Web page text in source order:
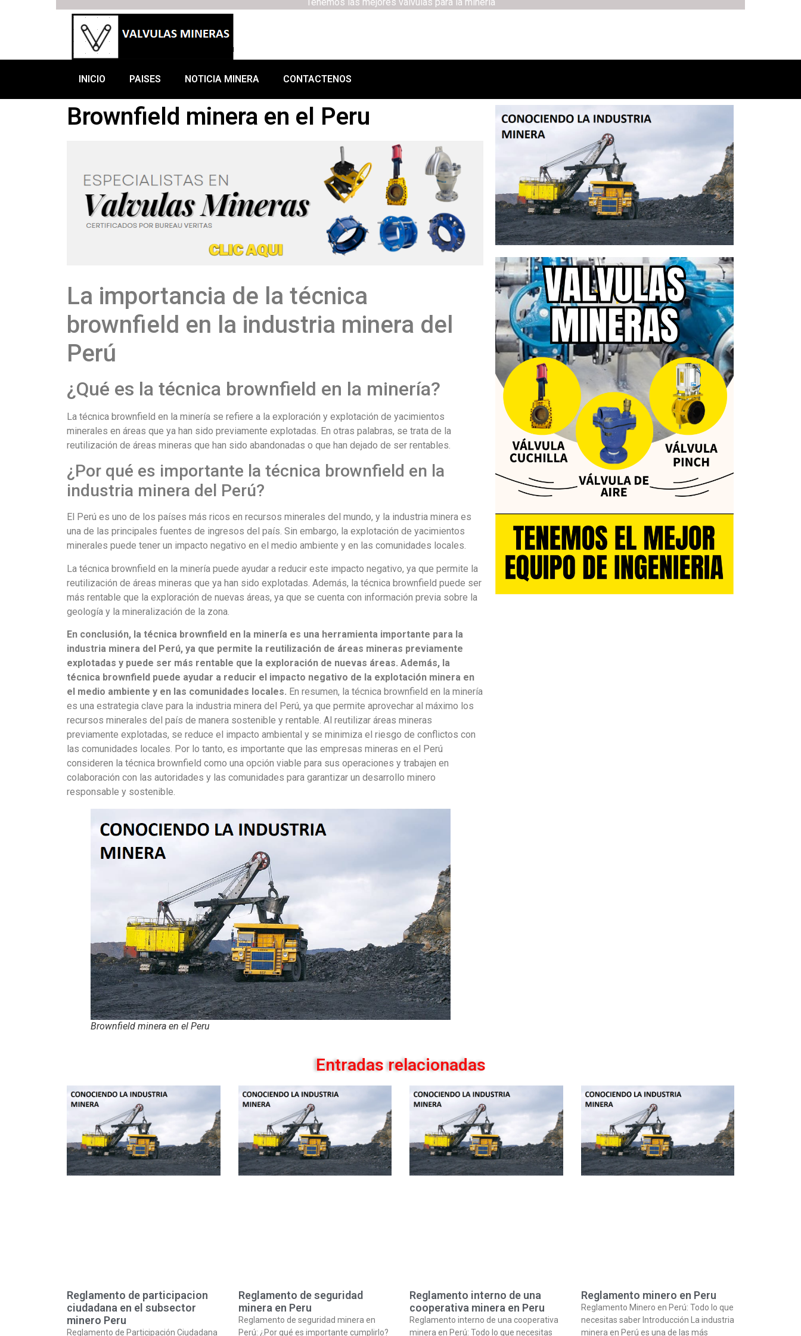
INICIO PAISES NOTICIA MINERA CONTACTENOS
Brownfield minera en el Peru
La importancia de la técnica
brownfield en la industria minera del
Perú
¿Qué es la técnica brownfield en la minería?
La técnica brownfield en la minería se refiere a la exploración y explotación de yacimientos
minerales en áreas que ya han sido previamente explotadas. En otras palabras, se trata de la
reutilización de áreas mineras que han sido abandonadas o que han dejado de ser rentables.
¿Por qué es importante la técnica brownfield en la
industria minera del Perú?
El Perú es uno de los países más ricos en recursos minerales del mundo, y la industria minera es
una de las principales fuentes de ingresos del país. Sin embargo, la explotación de yacimientos
minerales puede tener un impacto negativo en el medio ambiente y en las comunidades locales.
La técnica brownfield en la minería puede ayudar a reducir este impacto negativo, ya que permite la
reutilización de áreas mineras que ya han sido explotadas. Además, la técnica brownfield puede ser
más rentable que la exploración de nuevas áreas, ya que se cuenta con información previa sobre la
geología y la mineralización de la zona.
En conclusión, la técnica brownfield en la minería es una herramienta importante para la
industria minera del Perú, ya que permite la reutilización de áreas mineras previamente
explotadas y puede ser más rentable que la exploración de nuevas áreas. Además, la
técnica brownfield puede ayudar a reducir el impacto negativo de la explotación minera en
el medio ambiente y en las comunidades locales. En resumen, la técnica brownfield en la minería
es una estrategia clave para la industria minera del Perú, ya que permite aprovechar al máximo los
recursos minerales del país de manera sostenible y rentable. Al reutilizar áreas mineras
previamente explotadas, se reduce el impacto ambiental y se minimiza el riesgo de conflictos con
las comunidades locales. Por lo tanto, es importante que las empresas mineras en el Perú
consideren la técnica brownfield como una opción viable para sus operaciones y trabajen en
colaboración con las autoridades y las comunidades para garantizar un desarrollo minero
responsable y sostenible.
Brownfield minera en el Peru
Entradas relacionadas
Reglamento de participacion
ciudadana en el subsector
minero Peru
Reglamento de Participación Ciudadana
Reglamento de seguridad
minera en Peru
Reglamento de seguridad minera en
Perú: ¿Por qué es importante cumplirlo?
Reglamento interno de una
cooperativa minera en Peru
Reglamento interno de una cooperativa
minera en Perú: Todo lo que necesitas
Reglamento minero en Peru
Reglamento Minero en Perú: Todo lo que
necesitas saber Introducción La industria
minera en Perú es una de las más